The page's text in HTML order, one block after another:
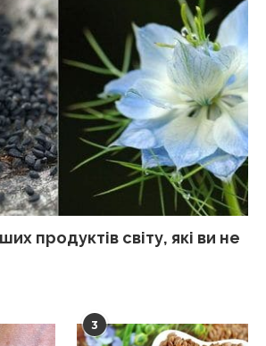
продуктів світу, які ви не
3